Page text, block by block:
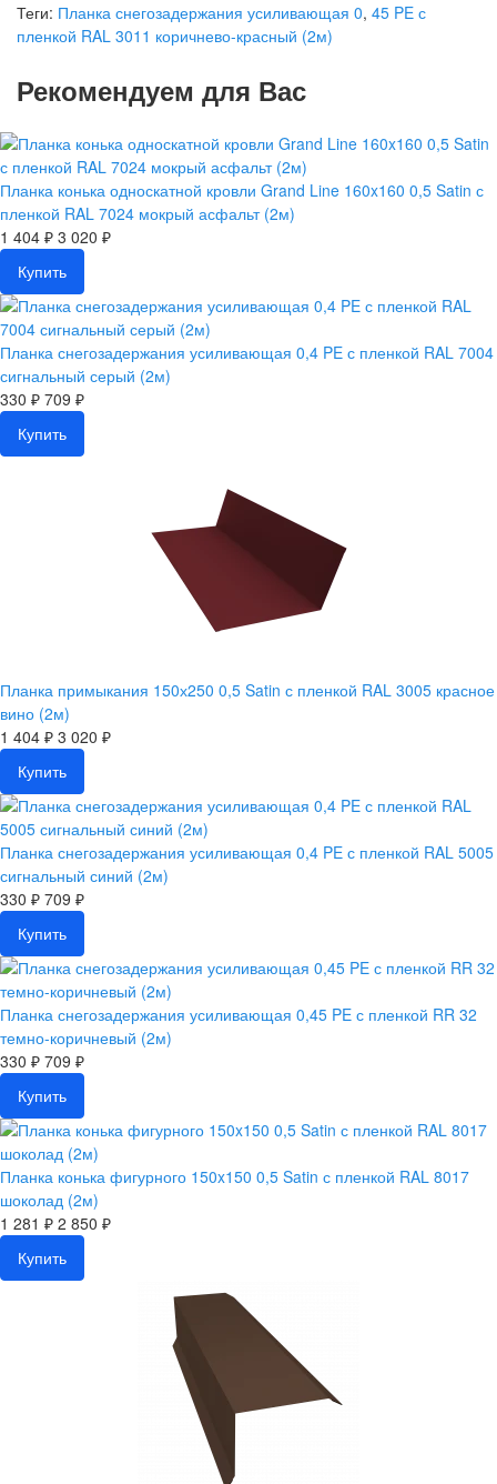
Теги: Планка снегозадержания усиливающая 0, 45 PE с
пленкой RAL 3011 коричнево-красный (2м)
Рекомендуем для Вас
Планка конька односкатной кровли Grand Line 160x160 0,5 Satin с
пленкой RAL 7024 мокрый асфальт (2м)
1 404 ₽ 3 020 ₽
Купить
Планка снегозадержания усиливающая 0,4 PE с пленкой RAL 7004
сигнальный серый (2м)
330 ₽ 709 ₽
Купить
Планка примыкания 150х250 0,5 Satin с пленкой RAL 3005 красное
вино (2м)
1 404 ₽ 3 020 ₽
Купить
Планка снегозадержания усиливающая 0,4 PE с пленкой RAL 5005
сигнальный синий (2м)
330 ₽ 709 ₽
Купить
Планка снегозадержания усиливающая 0,45 PE с пленкой RR 32
темно-коричневый (2м)
330 ₽ 709 ₽
Купить
Планка конька фигурного 150x150 0,5 Satin с пленкой RAL 8017
шоколад (2м)
1 281 ₽ 2 850 ₽
Купить